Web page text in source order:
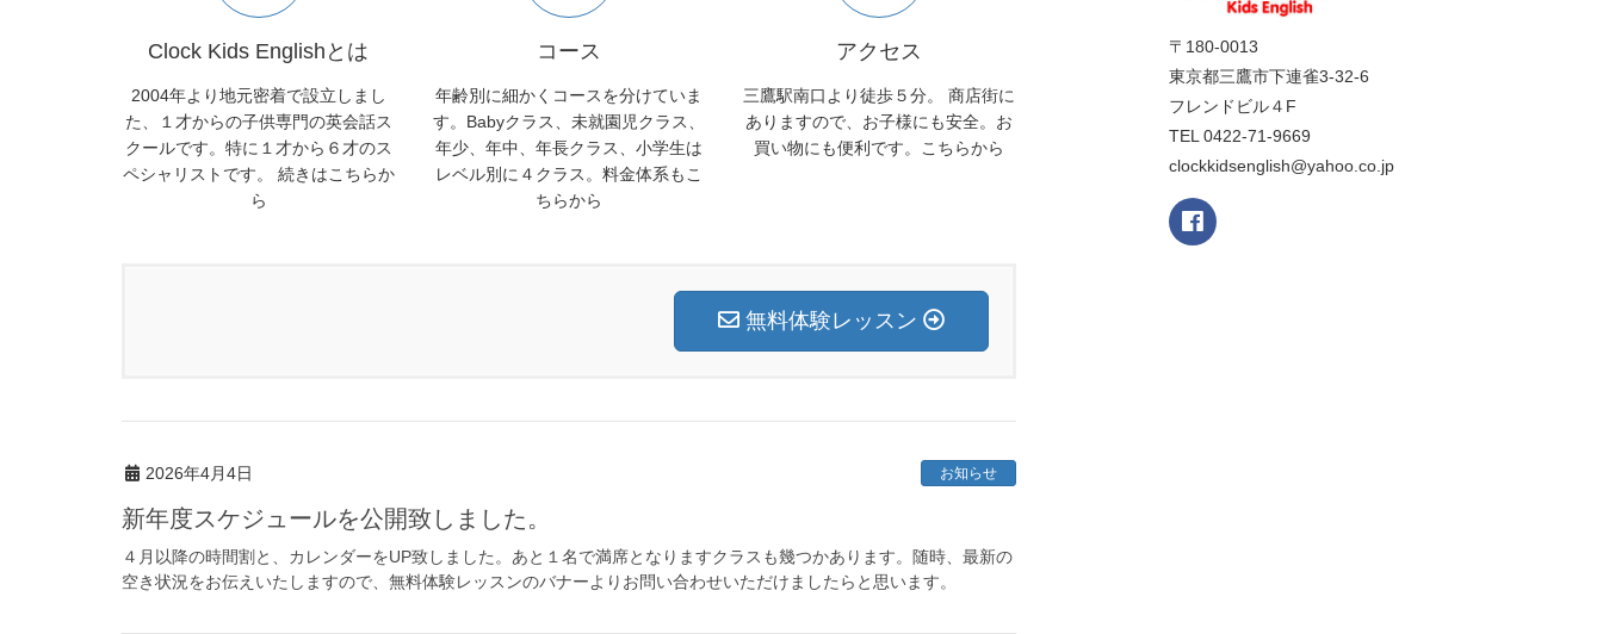
Clock Kids Englishとは
2004年より地元密着で設立しまし
た、１才からの子供専門の英会話ス
クールです。特に１才から６才のス
ペシャリストです。 続きはこちらか
ら
コース
年齢別に細かくコースを分けていま
す。Babyクラス、未就園児クラス、
年少、年中、年長クラス、小学生は
レベル別に４クラス。料金体系もこ
ちらから
アクセス
三鷹駅南口より徒歩５分。 商店街に
ありますので、お子様にも安全。お
買い物にも便利です。こちらから
無料体験レッスン
2026年4月4日 お知らせ
新年度スケジュールを公開致しました。
４月以降の時間割と、カレンダーをUP致しました。あと１名で満席となりますクラスも幾つかあります。随時、最新の
空き状況をお伝えいたしますので、無料体験レッスンのバナーよりお問い合わせいただけましたらと思います。
〒180-0013
東京都三鷹市下連雀3-32-6
フレンドビル４F
TEL 0422-71-9669
clockkidsenglish@yahoo.co.jp